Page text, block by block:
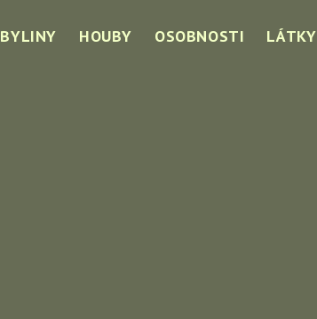
BYLINY HOUBY OSOBNOSTI LÁTKY